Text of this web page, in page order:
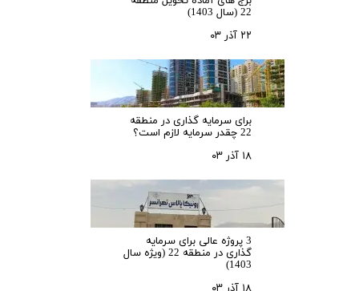
22 (سال 1403)
۲۲ آذر ۰۳
برای سرمایه‌ گذاری در منطقه
22 چقدر سرمایه لازم است؟
۱۸ آذر ۰۳
3 پروژه عالی برای سرمایه
گذاری در منطقه 22 (ویژه سال
1403)